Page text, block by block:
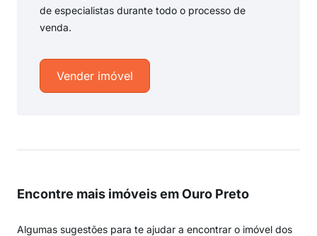
de especialistas durante todo o processo de
venda.
Vender imóvel
Encontre mais imóveis em Ouro Preto
Algumas sugestões para te ajudar a encontrar o imóvel dos